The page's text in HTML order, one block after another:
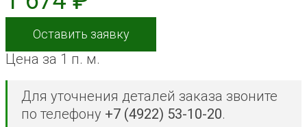
Оставить заявку
Цена за 1 п. м.
Для уточнения деталей заказа звоните
по телефону +7 (4922) 53-10-20.